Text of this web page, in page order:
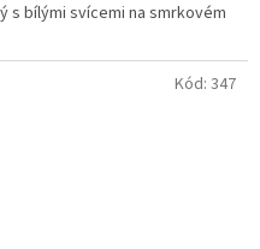
s bílými svícemi na smrkovém
Kód: 347